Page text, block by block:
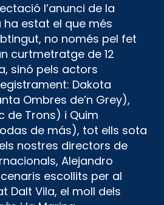
l’anunci de la
ha estat el que més
no només pel fet
curtmetratge de 12
sinó pels actors
Dakota
Ombres de’n Grey),
de Trons) i Quim
de más), tot ells sota
nostres directors de
Alejandro
escollits per al
Dalt Vila, el moll dels